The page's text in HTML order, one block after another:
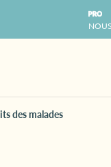
des malades